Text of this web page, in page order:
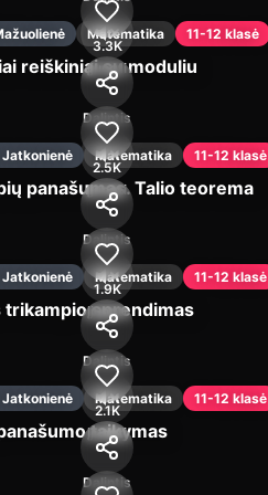
Įjungti
Matematika 11-12 klasė
reiškiniai su moduliu
3.3K
Dalintis
Įjungti
Matematika 11-12 klasė
panašumas. Talio teorema
2.5K
Dalintis
Įjungti
Matematika 11-12 klasė
trikampio sprendimas
1.9K
Dalintis
Įjungti
Matematika 11-12 klasė
taikymas
2.1K
Dalintis